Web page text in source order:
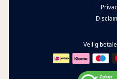
Veilig